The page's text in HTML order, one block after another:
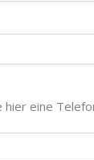
hier eine